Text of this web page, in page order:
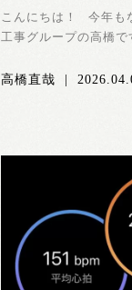
こんにちは！ 今年も
工事グループの高橋
高橋直哉 |